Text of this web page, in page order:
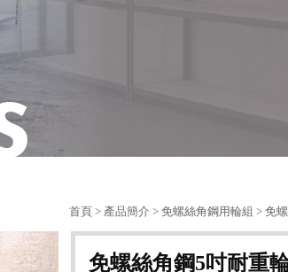
首頁 > 產品簡介 > 免螺絲角鋼用輪組 > 免
免螺絲角鋼5吋耐重